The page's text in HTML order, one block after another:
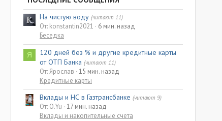
На чистую воду (читают 11)
От: konstantin2021
6 мин. назад
Беседка
Я
120 дней без % и другие кредитные карты
от ОТП Банка (читают 11)
От: Ярослав 15 мин. назад
Кредитные карты
Вклады и НС в Газтрансбанке (читают 9)
От: O.Yu 17 мин. назад
Вклады и накопительные счета